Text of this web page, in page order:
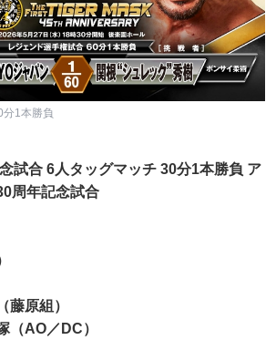
分1本勝負
試合 6人タッグマッチ 30分1本勝負 ア
周年記念試合
藤原組）
（AO／DC）